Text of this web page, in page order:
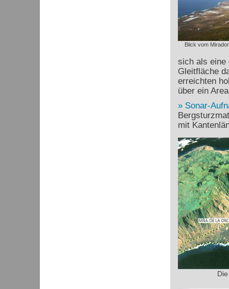
Blick vom
sich als eine
Gleitfläche
erreichten
über ein
Sonar-
mit